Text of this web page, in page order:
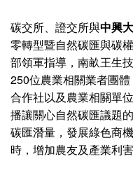
碳交所、證交所與中興
零轉型暨自然碳匯與碳
部領軍指導，南畝王生
250位農業相關業者團體
合作社以及農業相關單
播讓關心自然碳匯議題
碳匯潛量，發展綠色商
時，增加農友及產業利